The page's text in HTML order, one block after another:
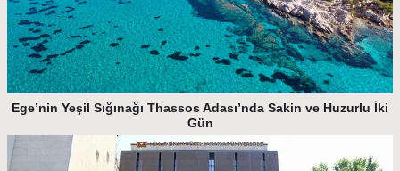
Ege’nin Yeşil Sığınağı Thassos Adası’nda Sakin ve Huzurlu İki
Gün